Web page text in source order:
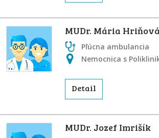
MUDr. Mária Hriňová
Pľúcna ambulancia
Nemocnica s
Detail
MUDr. Jozef Imrišík